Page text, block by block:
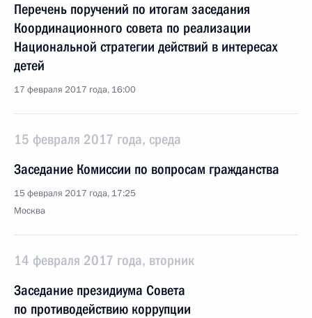
Перечень поручений по итогам заседания
Координационного совета по реализации
Национальной стратегии действий в интересах
детей
17 февраля 2017 года, 16:00
15 февраля 2017 года, среда
Заседание Комиссии по вопросам гражданства
15 февраля 2017 года, 17:25
Москва
14 февраля 2017 года, вторник
Заседание президиума Совета
по противодействию коррупции